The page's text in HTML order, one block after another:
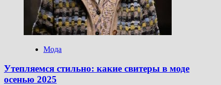
Мода
Утепляемся стильно: какие свитеры в моде
осенью 2025